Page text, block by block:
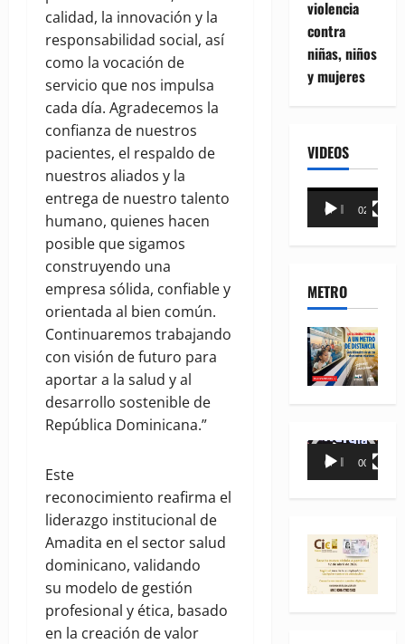
calidad, la innovación y la
responsabilidad social, así
como la vocación de
servicio que nos impulsa
cada día. Agradecemos la
confianza de nuestros
pacientes, el respaldo de
nuestros aliados y la
entrega de nuestro talento
humano, quienes hacen
posible que sigamos
construyendo una
empresa sólida, confiable y
orientada al bien común.
Continuaremos trabajando
con visión de futuro para
aportar a la salud y al
desarrollo sostenible de
República Dominicana.”
Este
reconocimiento reafirma el
liderazgo institucional de
Amadita en el sector salud
dominicano, validando
su modelo de gestión
profesional y ética, basado
en la creación de valor
violencia
contra
niñas, niños
y mujeres
VIDEOS
Reproductor
00:00 02:18
METRO
Reproductor
00:00 00:35